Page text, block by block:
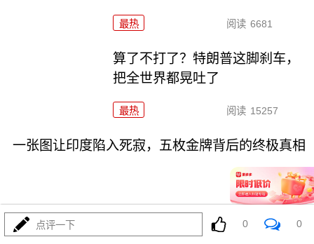
最热 阅读 6681
算了不打了？特朗普这脚刹车，
把全世界都晃吐了
最热 阅读 15257
一张图让印度陷入死寂，五枚金牌背后的终极真相
点评一下 0 0